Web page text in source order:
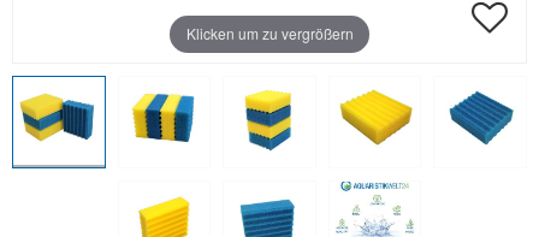
Klicken um zu vergrößern